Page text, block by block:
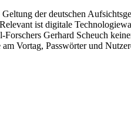
der deutschen
ist digitale
Gerhard Scheuch
Vortag, Passwörter und